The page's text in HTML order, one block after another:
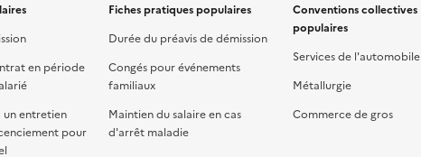
en période
entretien
pour
Fiches pratiques populaires
Durée du préavis de démission
Congés pour événements
familiaux
Maintien du salaire en cas
d'arrêt maladie
Conventions collectives
populaires
Services de l'automobile
Métallurgie
Commerce de gros